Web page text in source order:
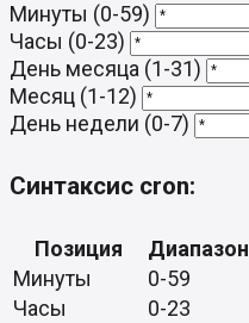
Минуты (0-59)
Часы (0-23)
День месяца (1-31)
Месяц (1-12)
День недели (0-7)
Синтаксис cron:
Позиция Диапазон
Минуты
0-59
Часы
0-23